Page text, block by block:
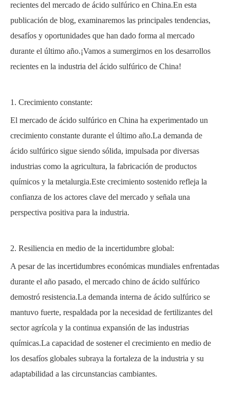
recientes del mercado de ácido sulfúrico en China.En esta
publicación de blog, examinaremos las principales tendencias,
desafíos y oportunidades que han dado forma al mercado
durante el último año.¡Vamos a sumergirnos en los desarrollos
recientes en la industria del ácido sulfúrico de China!
1. Crecimiento constante:
El mercado de ácido sulfúrico en China ha experimentado un
crecimiento constante durante el último año.La demanda de
ácido sulfúrico sigue siendo sólida, impulsada por diversas
industrias como la agricultura, la fabricación de productos
químicos y la metalurgia.Este crecimiento sostenido refleja la
confianza de los actores clave del mercado y señala una
perspectiva positiva para la industria.
2. Resiliencia en medio de la incertidumbre global:
A pesar de las incertidumbres económicas mundiales enfrentadas
durante el año pasado, el mercado chino de ácido sulfúrico
demostró resistencia.La demanda interna de ácido sulfúrico se
mantuvo fuerte, respaldada por la necesidad de fertilizantes del
sector agrícola y la continua expansión de las industrias
químicas.La capacidad de sostener el crecimiento en medio de
los desafíos globales subraya la fortaleza de la industria y su
adaptabilidad a las circunstancias cambiantes.